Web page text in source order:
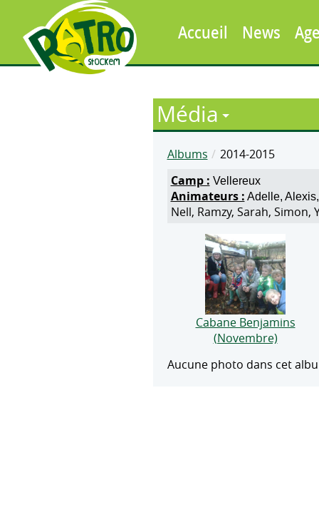
Accueil News
Média
Albums
2014-2015
Camp : Vellereux
Animateurs : Adelle,
Nell, Ramzy, Sarah, Simon,
Cabane Benjamins
(Novembre)
Aucune photo dans cet